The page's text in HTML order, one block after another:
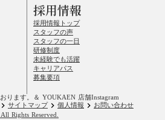
採用情報
採用情報トップ
スタッフの声
スタッフの一日
研修制度
未経験でも活躍
キャリアパス
募集要項
ります。 ＆ YOUKAEN 店舗Instagram
keyboard_arrow_right サイトマップkeyboard_arrow_right 個人情報 keyboard_arrow_right お問い合わせ
Rights Reserved.